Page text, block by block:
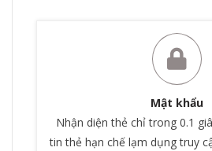
Mật khẩu
Nhận diện thẻ chỉ trong 0.1
tin thẻ hạn chế lạm dụng truy